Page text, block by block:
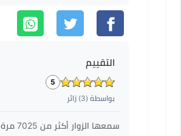
التقييم
5
بواسطة (3) زائر
سمعها الزوار أكثر من 7025 مرة